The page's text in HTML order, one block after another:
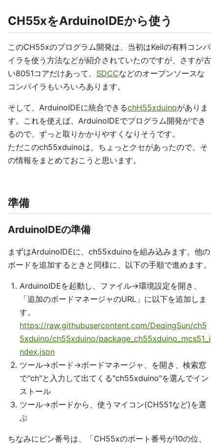
CH55xをArduinoIDEから使う
このCH55xのプログラム開発は、当初はKeilの有料コンパ
イラを使う方法などが紹介されていたのですが、さすが古
い8051コアだけあって、 SDCCなどのオープンソースな
コンパイラもいろいろあります。
そして、ArduinoIDEに統合できるchH55xduinoがありま
す。これを使えば、ArduinoIDEでプログラム開発ができ
るので、ずっと取りかかりやすくなりそうです。
ただこのch55xduinoは、ちょっとクセがあったので、そ
の情報をまとめておこうと思います。
準備
ArduinoIDEの準備
まずはArduinoIDEに、ch55xduinoを組み込みます。他の
ボードを追加するときと同様に、以下の手順で進めます。
ArduinoIDEを起動し、ファイル→環境設定を開き、
「追加のボードマネージャのURL」に以下を追加しま
す。
https://raw.githubusercontent.com/DeqingSun/ch5
5xduino/ch55xduino/package_ch55xduino_mcs51_i
ndex.json
ツール→ボード→ボードマネージャ、を開き、検索窓
で"ch"と入力して出てくる"ch55xduino"を選んでイン
ストール
ツール→ボードから、使うマイコン(CH551など)を選
ぶ
ちなみにピン番号は、「CH55xのポート番号が10の位、